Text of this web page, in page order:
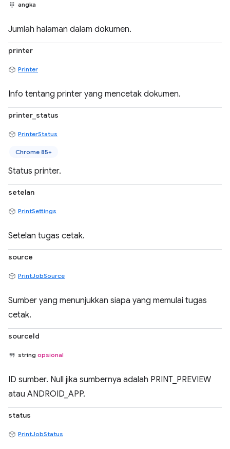
angka
Jumlah halaman dalam dokumen.
printer
Printer
Info tentang printer yang mencetak dokumen.
printer_status
PrinterStatus
Chrome 85+
Status printer.
setelan
PrintSettings
Setelan tugas cetak.
source
PrintJobSource
Sumber yang menunjukkan siapa yang memulai tugas
cetak.
sourceId
string opsional
ID sumber. Null jika sumbernya adalah PRINT_PREVIEW
atau ANDROID_APP.
status
PrintJobStatus